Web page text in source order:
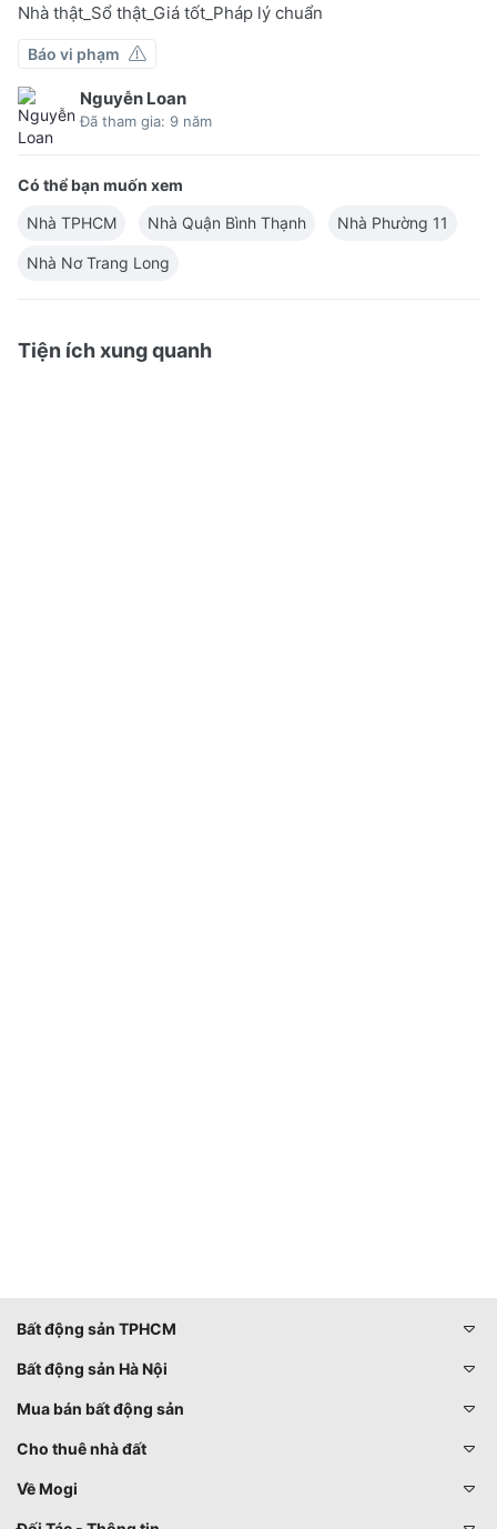
Nhà thật_Sổ thật_Giá tốt_Pháp lý chuẩn
Báo vi phạm
Nguyễn Loan
Đã tham gia: 9 năm
Có thể bạn muốn xem
Nhà TPHCM
Nhà Quận Bình Thạnh Nhà Phường 11
Nhà Nơ Trang Long
Tiện ích xung quanh
Bất động sản TPHCM
Bất động sản Hà Nội
Mua bán bất động sản
Cho thuê nhà đất
Về Mogi